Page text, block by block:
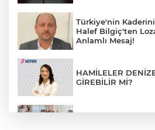
Türkiye'nin
Halef Bilgiç'ten
Anlamlı Mesaj!
HAMİLELER
GİREBİLİR Mİ?